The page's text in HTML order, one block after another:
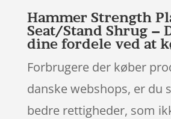
Hammer Strength
Seat/Stand Shrug –
dine fordele ved at
Forbrugere der køber
danske webshops, er du
bedre rettigheder, som